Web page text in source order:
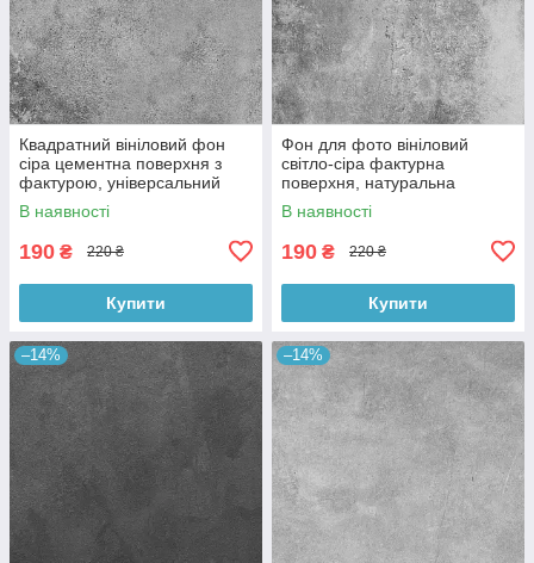
Квадратний вініловий фон
сіра цементна поверхня з
фактурою, універсальний
фотофон для зйомки 60x60
см, №550659
В наявності
190 ₴ 220 ₴
Купити
Фон для фото вініловий
світло-сіра фактурна
поверхня, натуральна
бетонна текстура, 60x60 см,
№550413
В наявності
190 ₴ 220 ₴
Купити
–14% –14%